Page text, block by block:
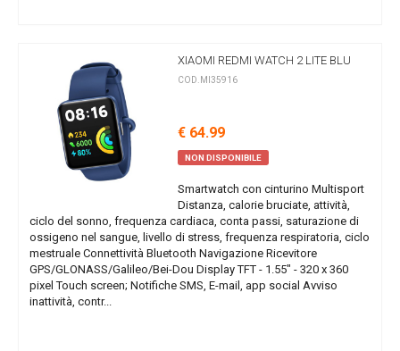
XIAOMI REDMI WATCH 2 LITE BLU
COD.MI35916
€ 64.99
NON DISPONIBILE
Smartwatch con cinturino Multisport
Distanza, calorie bruciate, attività,
ciclo del sonno, frequenza cardiaca, conta passi, saturazione di
ossigeno nel sangue, livello di stress, frequenza respiratoria, ciclo
mestruale Connettività Bluetooth Navigazione Ricevitore
GPS/GLONASS/Galileo/Bei-Dou Display TFT - 1.55" - 320 x 360
pixel Touch screen; Notifiche SMS, E-mail, app social Avviso
inattività, contr...